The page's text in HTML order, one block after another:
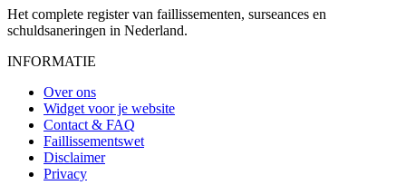
Het complete register van faillissementen, surseances en
schuldsaneringen in Nederland.
INFORMATIE
Over ons
Widget voor je website
Contact & FAQ
Faillissementswet
Disclaimer
Privacy